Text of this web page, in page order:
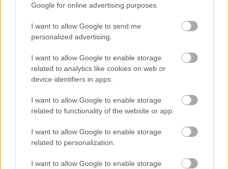
Google for online advertising purposes.
I want to allow Google to send me
personalized advertising.
I want to allow Google to enable storage
related to analytics like cookies on web or
device identifiers in apps.
I want to allow Google to enable storage
related to functionality of the website or app.
I want to allow Google to enable storage
related to personalization.
I want to allow Google to enable storage
Φυσικά, μην περιμένετε τα τεχνικά χαρακτηριστικά να σας
καταπλήξουν. Κάτω από το καπό συναντούμε και πάλι
τον ατμοσφαιρικό κινητήρα των 1,7 λίτρων με τα 80
άλογα που του επιτρέπει να αναπτύσσει τελική
ταχύτητα 130 χλμ./ώρα.Η τετρακίνηση με τις κοντές
σχέσεις και το κλείδωμα του πίσω διαφορικού
παραμένουν και εδώ ίδιες.
Τέλος, να σημειώσουμε πως το στρατιωτικό Niva, που
θυμίζει buggy, μπορεί να εξοπλιστεί με πολυβόλα Kord